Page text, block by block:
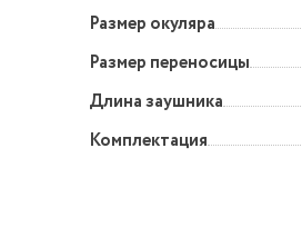
Размер окуляра
Размер переносицы
Длина заушника
Комплектация